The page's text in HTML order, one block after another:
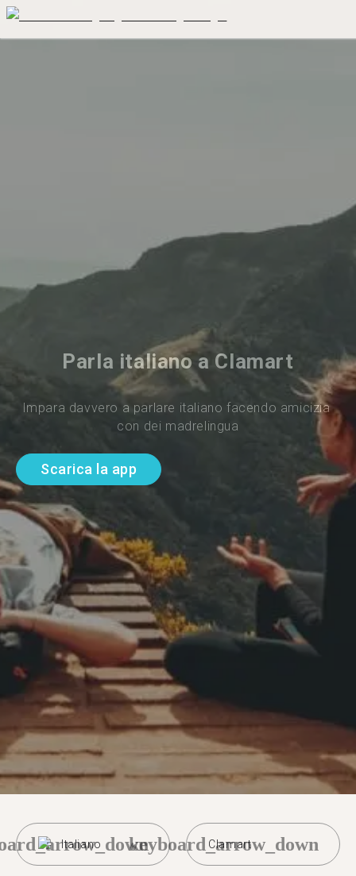
Parla italiano a Clamart
Impara davvero a parlare italiano facendo amicizia
con dei madrelingua
Scarica la app
Italiano Clamart
keyboard_arrow_down